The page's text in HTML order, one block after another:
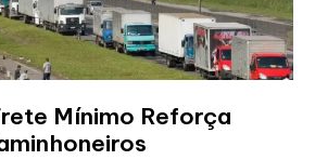
Mínimo Reforça